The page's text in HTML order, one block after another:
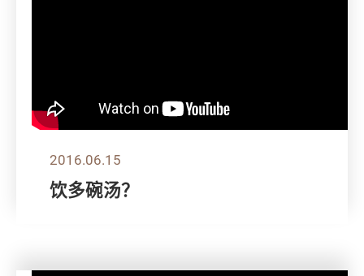
2016.06.15
饮多碗汤？